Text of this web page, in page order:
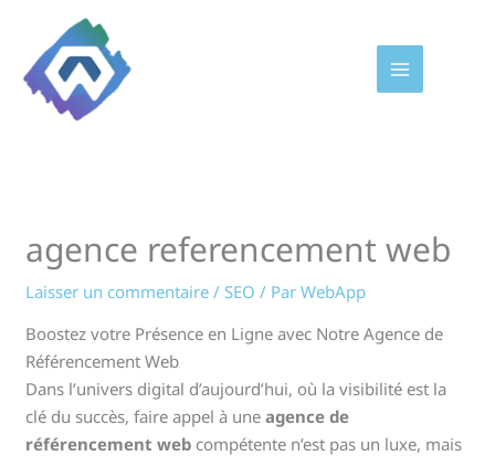
contenu
agence referencement web
Laisser un commentaire / SEO / ParWebApp
Boostez votre Présence en Ligne avec Notre Agence de
Référencement Web
Dans l’univers digital d’aujourd’hui, où la visibilité est la
clé du succès, faire appel à uneagence de
référencement web compétente n’est pas un luxe, mais